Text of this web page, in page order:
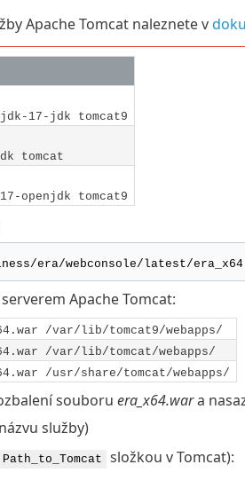
Apache Tomcat naleznete v
17-jdk tomcat9
tomcat
openjdk tomcat9
era/webconsole/latest/
Apache Tomcat:
/var/lib/tomcat9/webapps/
/var/lib/tomcat/webapps/
/usr/share/tomcat/webapps/
souboru era_x64.wara
služby)
Path_to_Tomcat složkou v Tomcat):